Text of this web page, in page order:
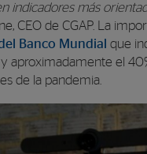
indicadores más
CEO de CGAP. La
Banco Mundial que
aproximadamente el
de la pandemia.